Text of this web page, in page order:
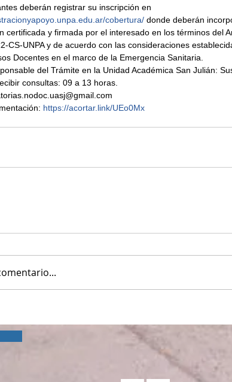
deberán registrar su inscripción en
cobertura/ donde deberán
certificada y firmada por el interesado en los términos del
CS-UNPA y de acuerdo con las consideraciones
Docentes en el marco de la Emergencia Sanitaria.
del Trámite en la Unidad Académica San Julián:
consultas: 09 a 13 horas.
https://acortar.link/UEo0Mx